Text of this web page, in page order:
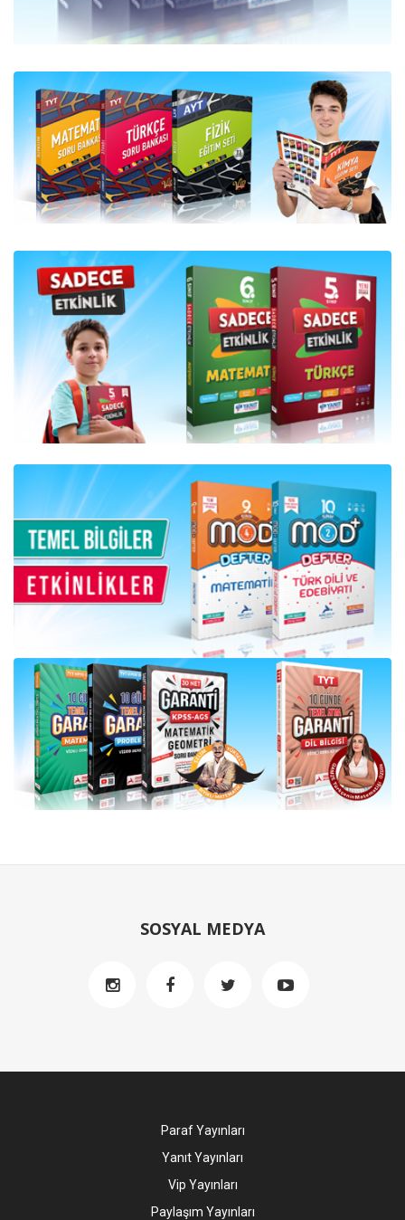
SOSYAL MEDYA
Paraf Yayınları
Yanıt Yayınları
Vip Yayınları
Paylaşım Yayınları